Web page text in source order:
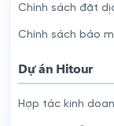
Chính sách đặt
Chính sách bảo
Dự án Hitour
Hợp tác kinh